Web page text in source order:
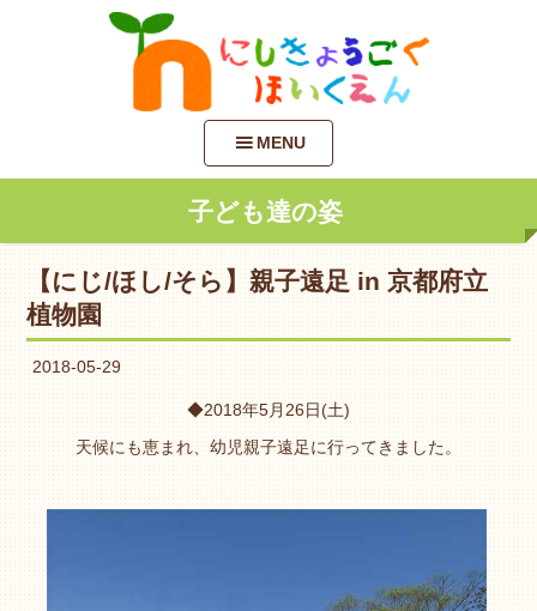
MENU
子ども達の姿
【にじ/ほし/そら】親子遠足 in 京都府立
植物園
2018-05-29
◆2018年5月26日(土)
天候にも恵まれ、幼児親子遠足に行ってきました。